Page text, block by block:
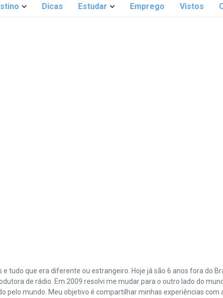
Dicas Estudar Emprego Vistos
tudo que era diferente ou estrangeiro. Hoje já são 6 anos fora do
de rádio. Em 2009 resolvi me mudar para o outro lado do
pelo mundo. Meu objetivo é compartilhar minhas experiências